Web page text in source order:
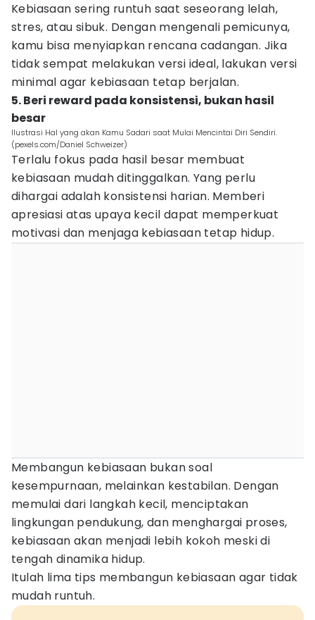
Kebiasaan sering runtuh saat seseorang lelah,
stres, atau sibuk. Dengan mengenali pemicunya,
kamu bisa menyiapkan rencana cadangan. Jika
tidak sempat melakukan versi ideal, lakukan versi
minimal agar kebiasaan tetap berjalan.
5. Beri reward pada konsistensi, bukan hasil
besar
Ilustrasi Hal yang akan Kamu Sadari saat Mulai Mencintai Diri Sendiri.
(pexels.com/Daniel Schweizer)
Terlalu fokus pada hasil besar membuat
kebiasaan mudah ditinggalkan. Yang perlu
dihargai adalah konsistensi harian. Memberi
apresiasi atas upaya kecil dapat memperkuat
motivasi dan menjaga kebiasaan tetap hidup.
Membangun kebiasaan bukan soal
kesempurnaan, melainkan kestabilan. Dengan
memulai dari langkah kecil, menciptakan
lingkungan pendukung, dan menghargai proses,
kebiasaan akan menjadi lebih kokoh meski di
tengah dinamika hidup.
Itulah lima tips membangun kebiasaan agar tidak
mudah runtuh.